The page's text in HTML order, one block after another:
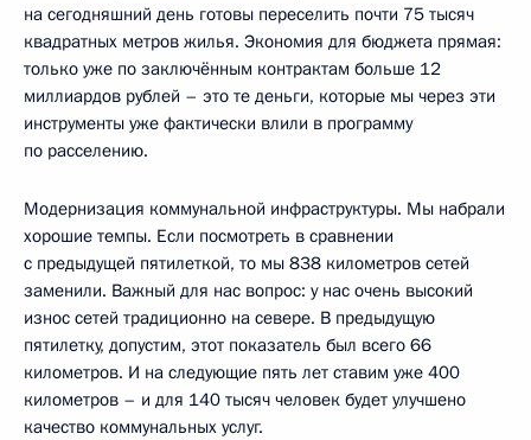
на сегодняшний день готовы переселить почти 75 тысяч
квадратных метров жилья. Экономия для бюджета прямая:
только уже по заключённым контрактам больше 12
миллиардов рублей – это те деньги, которые мы через эти
инструменты уже фактически влили в программу
по расселению.
Модернизация коммунальной инфраструктуры. Мы набрали
хорошие темпы. Если посмотреть в сравнении
с предыдущей пятилеткой, то мы 838 километров сетей
заменили. Важный для нас вопрос: у нас очень высокий
износ сетей традиционно на севере. В предыдущую
пятилетку, допустим, этот показатель был всего 66
километров. И на следующие пять лет ставим уже 400
километров – и для 140 тысяч человек будет улучшено
качество коммунальных услуг.